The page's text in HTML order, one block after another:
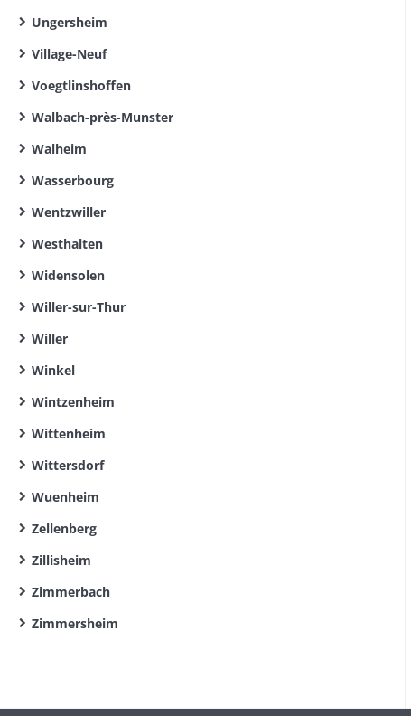
Ungersheim
Village-Neuf
Voegtlinshoffen
Walbach-près-Munster
Walheim
Wasserbourg
Wentzwiller
Westhalten
Widensolen
Willer-sur-Thur
Willer
Winkel
Wintzenheim
Wittenheim
Wittersdorf
Wuenheim
Zellenberg
Zillisheim
Zimmerbach
Zimmersheim